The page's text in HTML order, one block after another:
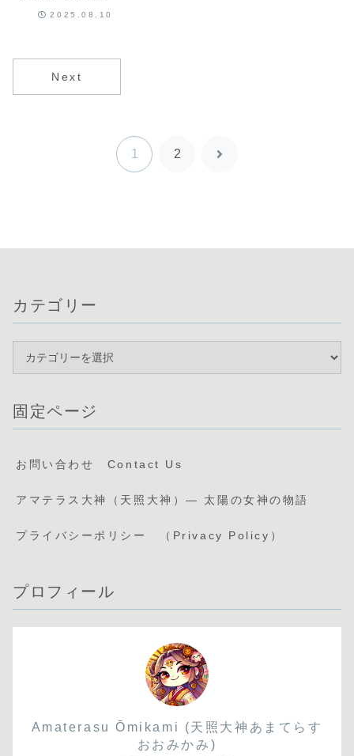
世界の始まり
2025.08.10
Next
1 2
次
カテゴリー
固定ページ
お問い合わせ Contact Us
アマテラス大神（天照大神）— 太陽の女神の物語
プライバシーポリシー （Privacy Policy）
プロフィール
Amaterasu Ōmikami (天照大神あまてらす
おおみかみ)